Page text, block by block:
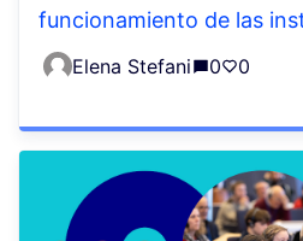
funcionamiento de las
Elena Stefani 0 0